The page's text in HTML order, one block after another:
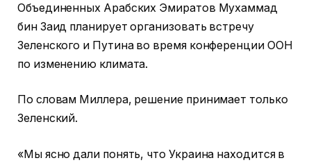
Объединенных Арабских Эмиратов Мухаммад
бин Заид планирует организовать встречу
Зеленского и Путина во время конференции ООН
по изменению климата.
По словам Миллера, решение принимает только
Зеленский.
«Мы ясно дали понять, что Украина находится в